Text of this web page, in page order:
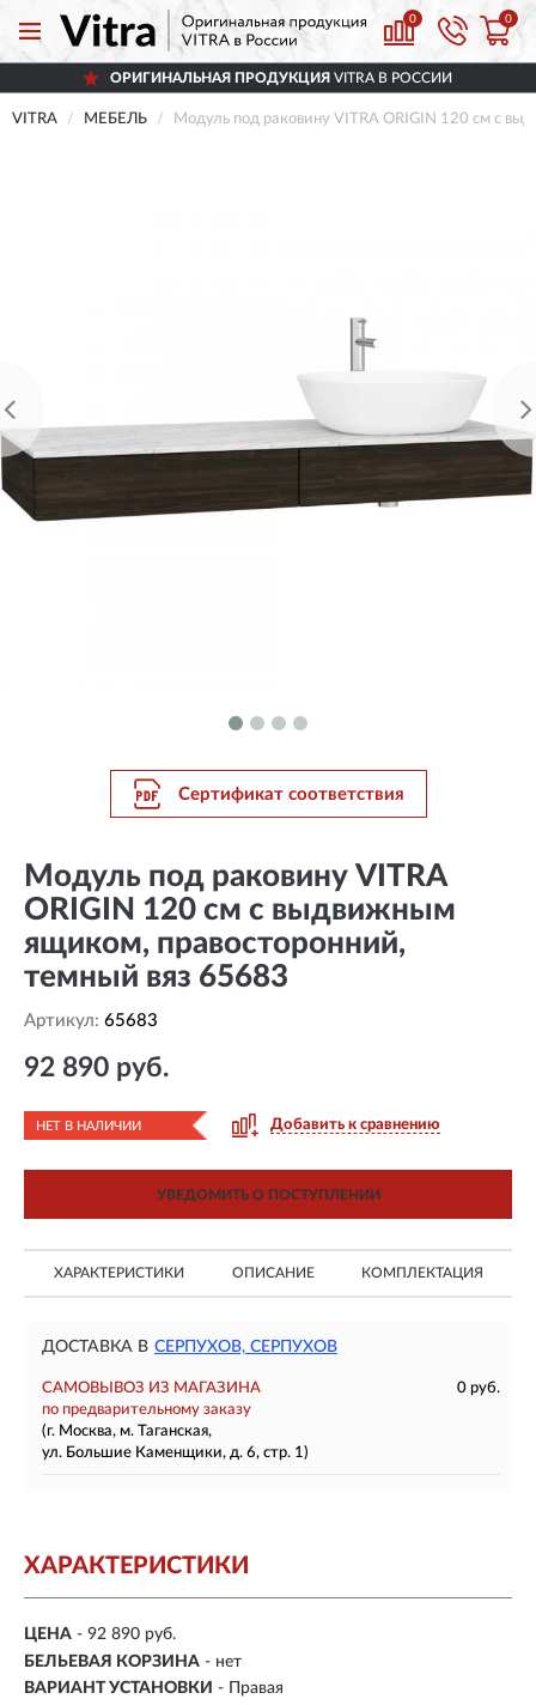
0 0
ОРИГИНАЛЬНАЯ ПРОДУКЦИЯ VITRA В РОССИИ
VITRA МЕБЕЛЬ Модуль под раковину VITRA ORIGIN 120 см с
Сертификат соответствия
Модуль под раковину VITRA
ORIGIN 120 см с выдвижным
ящиком, правосторонний,
темный вяз 65683
Артикул: 65683
92 890 руб.
НЕТ В НАЛИЧИИ Добавить к сравнению
УВЕДОМИТЬ О ПОСТУПЛЕНИИ
ХАРАКТЕРИСТИКИ ОПИСАНИЕ КОМПЛЕКТАЦИЯ
ДОСТАВКА В СЕРПУХОВ, СЕРПУХОВ
САМОВЫВОЗ ИЗ МАГАЗИНА
0 руб.
по предварительному заказу
(г. Москва, м. Таганская,
ул. Большие Каменщики, д. 6, стр. 1)
ХАРАКТЕРИСТИКИ
ЦЕНА - 92 890 руб.
БЕЛЬЕВАЯ КОРЗИНА - нет
ВАРИАНТ УСТАНОВКИ - Правая